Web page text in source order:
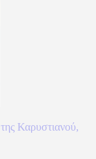
Καρυστιανού,